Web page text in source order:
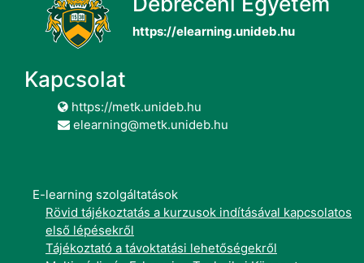
https://elearning.unideb.hu
Kapcsolat
https://metk.unideb.hu
elearning@metk.unideb.hu
E-learning szolgáltatások
Rövid tájékoztatás a kurzusok indításával kapcsolatos
első lépésekről
Tájékoztató a távoktatási lehetőségekről